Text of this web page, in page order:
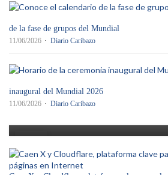
de la fase de grupos del Mundial
11/06/2026 Diario Caribazo
inaugural del Mundial 2026
11/06/2026 Diario Caribazo
29
MAY
Jóvenes venezolanas
lentes capaces de